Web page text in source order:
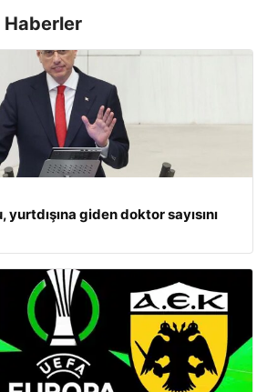
Haberler
giden doktor sayısını